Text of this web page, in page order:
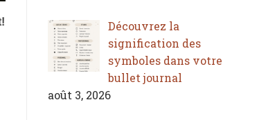
Découvrez la
signification des
symboles dans votre
bullet journal
août 3, 2026